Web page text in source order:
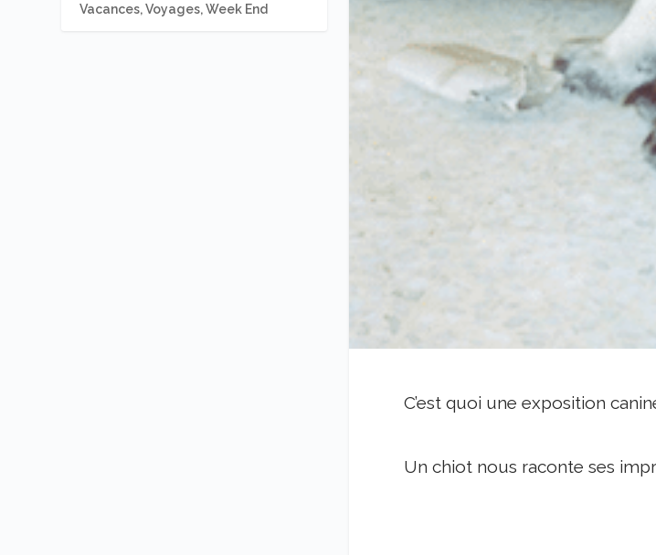
C’est quoi une exposition
Un chiot nous raconte ses
Vacances, Voyages, Week End